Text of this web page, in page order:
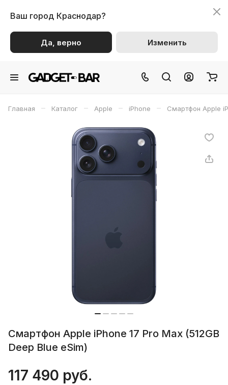
Ваш город Краснодар?
Да, верно Изменить
Главная – Каталог – Apple – iPhone – Смартфон Apple
Смартфон Apple iPhone 17 Pro Max (512GB
Deep Blue eSim)
117 490 руб.